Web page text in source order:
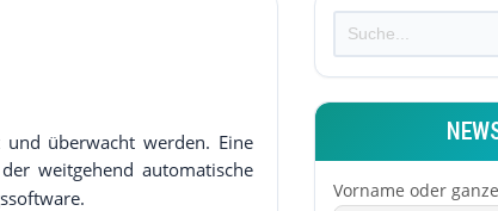
überwacht werden. Eine
weitgehend automatische
Vorname oder